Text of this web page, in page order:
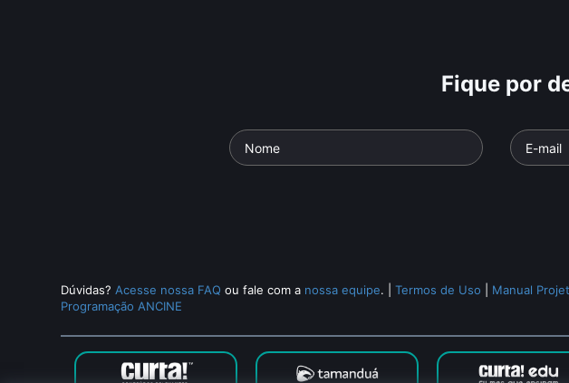
Fique por
Dúvidas? Acesse nossa FAQ ou fale com a nossa equipe. |Termos de Uso Manual
Programação ANCINE